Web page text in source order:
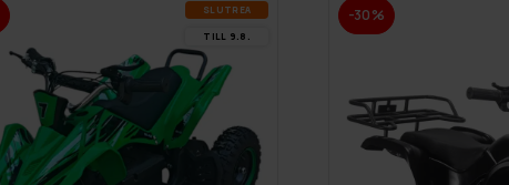
SLUT­REA
TILL 9.8.
-30%